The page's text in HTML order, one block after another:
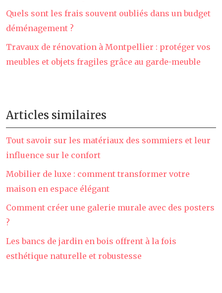
Quels sont les frais souvent oubliés dans un budget
déménagement ?
Travaux de rénovation à Montpellier : protéger vos
meubles et objets fragiles grâce au garde-meuble
Articles similaires
Tout savoir sur les matériaux des sommiers et leur
influence sur le confort
Mobilier de luxe : comment transformer votre
maison en espace élégant
Comment créer une galerie murale avec des posters
?
Les bancs de jardin en bois offrent à la fois
esthétique naturelle et robustesse